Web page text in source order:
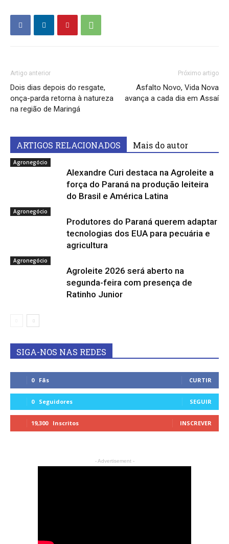
Artigo anterior
Dois dias depois do resgate,
onça-parda retorna à natureza
na região de Maringá
Próximo artigo
Asfalto Novo, Vida Nova
avança a cada dia em Assaí
ARTIGOS RELACIONADOS Mais do autor
Agronegócio
Alexandre Curi destaca na Agroleite a
força do Paraná na produção leiteira
do Brasil e América Latina
Agronegócio
Produtores do Paraná querem adaptar
tecnologias dos EUA para pecuária e
agricultura
Agronegócio
Agroleite 2026 será aberto na
segunda-feira com presença de
Ratinho Junior
SIGA-NOS NAS REDES
0 Fãs CURTIR
0 Seguidores SEGUIR
19,300 Inscritos INSCREVER
- Advertisement -